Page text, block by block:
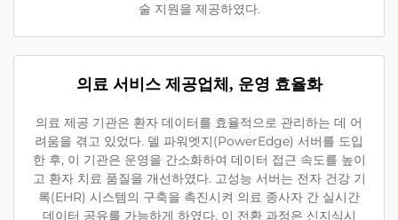
술 지원을 제공하였다.
의료 서비스 제공업체, 운영 효율화
의료 제공 기관은 환자 데이터를 효율적으로 관리하는 데 어
려움을 겪고 있었다. 델 파워엣지(PowerEdge) 서버를 도입
한 후, 이 기관은 운영을 간소화하여 데이터 접근 속도를 높이
고 환자 치료 품질을 개선하였다. 고성능 서버는 전자 건강 기
록(EHR) 시스템의 구축을 촉진시켜 의료 종사자 간 실시간
데이터 공유를 가능하게 하였다. 이 전환 과정은 신지식시